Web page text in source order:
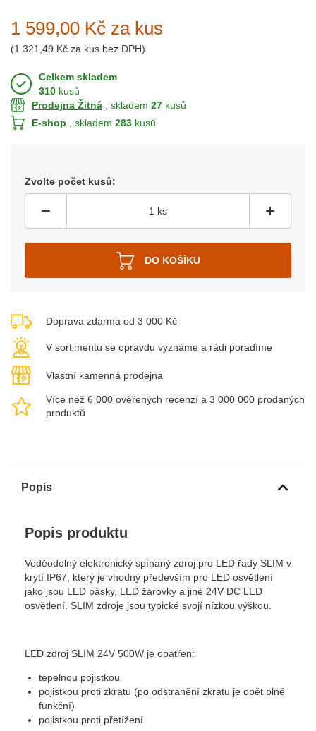
1 599,00 Kč za kus
(1 321,49 Kč za kus bez DPH)
Celkem skladem
310 kusů
Prodejna Žitná , skladem 27 kusů
E-shop , skladem 283 kusů
Zvolte počet kusů:
Doprava zdarma od 3 000 Kč
V sortimentu se opravdu vyznáme a rádi poradíme
Vlastní kamenná prodejna
Více než 6 000 ověřených recenzí a 3 000 000 prodaných
produktů
Popis
Popis produktu
Voděodolný elektronický spínaný zdroj pro LED řady SLIM v
krytí IP67, který je vhodný především pro LED osvětlení
jako jsou LED pásky, LED žárovky a jiné 24V DC LED
osvětlení. SLIM zdroje jsou typické svojí nízkou výškou.
LED zdroj SLIM 24V 500W je opatřen:
tepelnou pojistkou
pojistkou proti zkratu (po odstranění zkratu je opět plně
funkční)
pojistkou proti přetížení